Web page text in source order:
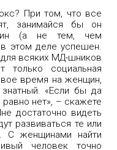
При том, что все
занимайся бы он
(а не тем, чем
этом деле успешен.
всяких МД-шников
только социальная
время на женщин,
«Если бы да
нет», – скажете
достаточно видеть
развиваться те или
С женщинами найти
человек точно